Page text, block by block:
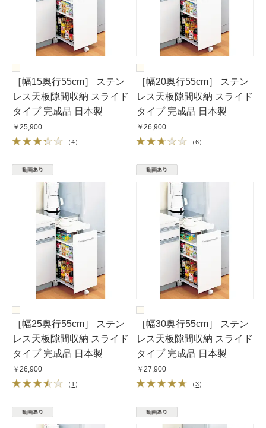
［幅15奥行55cm］ ステン
レス天板隙間収納 スライド
タイプ 完成品 日本製
￥25,900
（4）
［幅20奥行55cm］ ステン
レス天板隙間収納 スライド
タイプ 完成品 日本製
￥26,900
（6）
［幅25奥行55cm］ ステン
レス天板隙間収納 スライド
タイプ 完成品 日本製
￥26,900
（ 1 ）
［幅30奥行55cm］ ステン
レス天板隙間収納 スライド
タイプ 完成品 日本製
￥27,900
（3）